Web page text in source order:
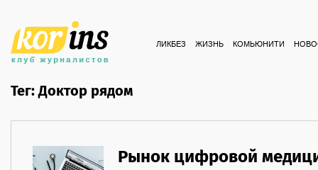
ЛИКБЕЗ ЖИЗНЬ КОМЬЮНИТИ
Тег: Доктор рядом
Рынок цифровой